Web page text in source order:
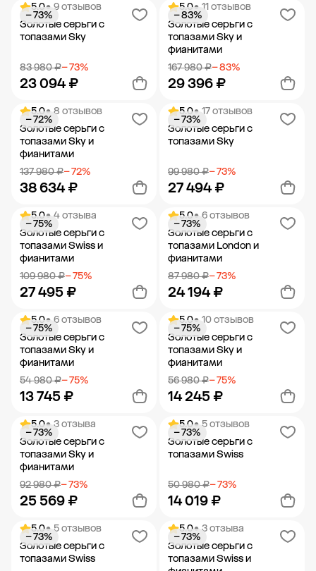
Добавить в корзину Добавить в корзину
5.0• 9 отзывов
Золотые серьги с
топазами Sky
83 980 ₽− 73%
23 094 ₽
− 73%
Добавить в корзину
5.0• 11 отзывов
Золотые серьги с
топазами Sky и
фианитами
167 980 ₽− 83%
29 396 ₽
− 83%
Добавить в корзину
5.0• 8 отзывов
Золотые серьги с
топазами Sky и
фианитами
137 980 ₽− 72%
38 634 ₽
− 72%
Добавить в корзину
5.0• 17 отзывов
Золотые серьги с
топазами Sky
99 980 ₽− 73%
27 494 ₽
− 73%
Добавить в корзину
5.0• 4 отзыва
Золотые серьги с
топазами Swiss и
фианитами
109 980 ₽− 75%
27 495 ₽
− 75%
Добавить в корзину
5.0• 6 отзывов
Золотые серьги с
топазами London и
фианитами
87 980 ₽− 73%
24 194 ₽
− 73%
Добавить в корзину
5.0• 6 отзывов
Золотые серьги с
топазами Sky и
фианитами
54 980 ₽− 75%
13 745 ₽
− 75%
Добавить в корзину
5.0• 10 отзывов
Золотые серьги с
топазами Sky и
фианитами
56 980 ₽− 75%
14 245 ₽
− 75%
Добавить в корзину
5.0• 3 отзыва
Золотые серьги с
топазами Sky и
фианитами
92 980 ₽− 73%
25 569 ₽
− 73%
Добавить в корзину
5.0• 5 отзывов
Золотые серьги с
топазами Swiss
50 980 ₽− 73%
14 019 ₽
− 73%
Добавить в корзину
5.0• 5 отзывов
Золотые серьги с
топазами Swiss
− 73%
5.0• 3 отзыва
Золотые серьги с
топазами Swiss и
− 73%